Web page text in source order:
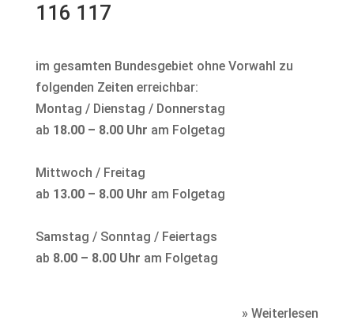
116 117
im gesamten Bundesgebiet ohne Vorwahl zu
folgenden Zeiten erreichbar:
Montag / Dienstag / Donnerstag
ab 18.00 – 8.00 Uhr am Folgetag
Mittwoch / Freitag
ab 13.00 – 8.00 Uhr am Folgetag
Samstag / Sonntag / Feiertags
ab 8.00 – 8.00 Uhr am Folgetag
» Weiterlesen